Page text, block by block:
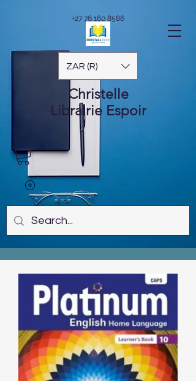
ZAR (R)
Christelle
Librairie Espoir
+27 76 160 8586